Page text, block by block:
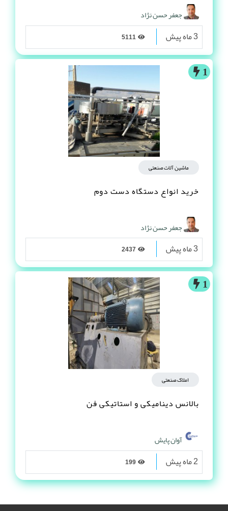
جعفر حسن نژاد
3 ماه پیش
1
ماشین آلات صنعتی
خرید انواع دستگاه دست دوم
جعفر حسن نژاد
3 ماه پیش
1
املاک صنعتی
بالانس دینامیکی و استاتیکی فن
آوان پایش
2 ماه پیش